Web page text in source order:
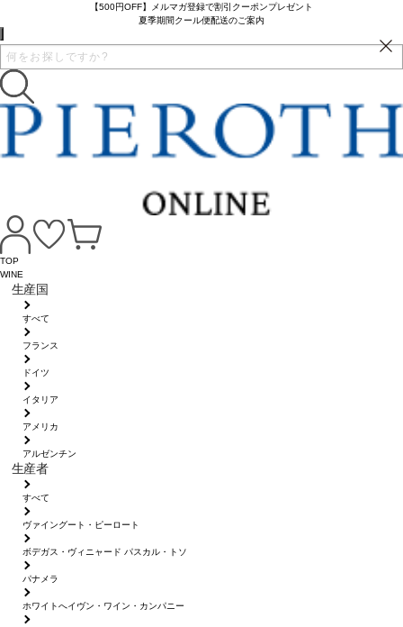
【500円OFF】メルマガ登録で割引クーポンプレゼント
夏季期間クール便配送のご案内
TOP
WINE
生産国
すべて
フランス
ドイツ
イタリア
アメリカ
アルゼンチン
生産者
すべて
ヴァイングート・ピーロート
ボデガス・ヴィニャード パスカル・トソ
パナメラ
ホワイトへイヴン・ワイン・カンパニー